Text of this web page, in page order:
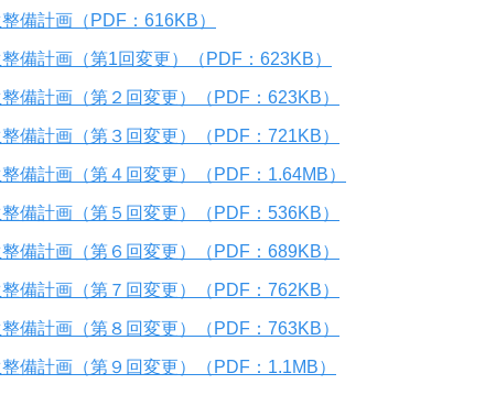
備計画（PDF：616KB）
備計画（第1回変更）（PDF：623KB）
備計画（第２回変更）（PDF：623KB）
備計画（第３回変更）（PDF：721KB）
備計画（第４回変更）（PDF：1.64MB）
備計画（第５回変更）（PDF：536KB）
備計画（第６回変更）（PDF：689KB）
備計画（第７回変更）（PDF：762KB）
備計画（第８回変更）（PDF：763KB）
備計画（第９回変更）（PDF：1.1MB）